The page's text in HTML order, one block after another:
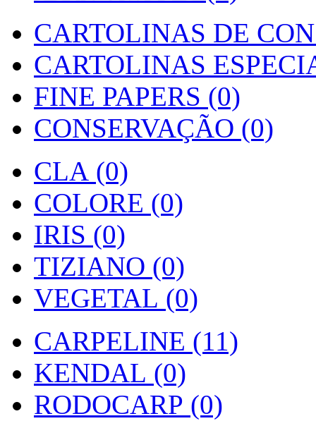
CARTOLINAS DE
CARTOLINAS
FINE PAPERS (0)
CONSERVAÇÃO (0)
CLA (0)
COLORE (0)
IRIS (0)
TIZIANO (0)
VEGETAL (0)
CARPELINE (11)
KENDAL (0)
RODOCARP (0)